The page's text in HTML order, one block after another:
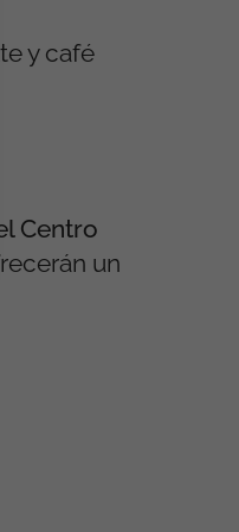
y café
Centro
un